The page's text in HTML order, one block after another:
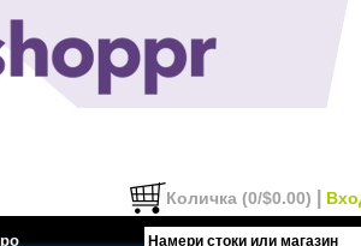
Количка (0/$0.00)